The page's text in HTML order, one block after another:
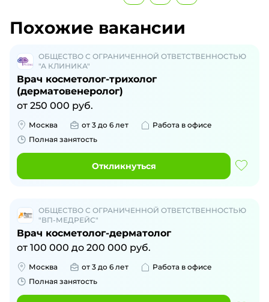
Похожие вакансии
ОБЩЕСТВО С ОГРАНИЧЕННОЙ ОТВЕТСТВЕННОСТЬЮ
"А КЛИНИКА"
Врач косметолог-трихолог
(дерматовенеролог)
от 250 000 руб.
Москва от 3 до 6 лет
Работа в офисе
Полная занятость
Откликнуться
ОБЩЕСТВО С ОГРАНИЧЕННОЙ ОТВЕТСТВЕННОСТЬЮ
"ВП-МЕДРЕЙС"
Врач косметолог-дерматолог
от 100 000 до 200 000 руб.
Москва от 3 до 6 лет
Работа в офисе
Полная занятость